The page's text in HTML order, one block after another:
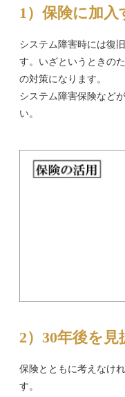
1）保険に加入
システム障害時には復
す。いざというときの
の対策になります。
システム障害保険など
い。
2）30年後を
保険とともに考えなけ
す。